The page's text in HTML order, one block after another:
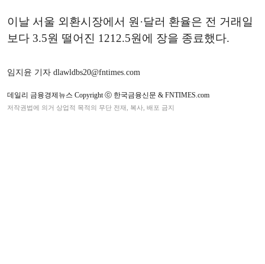
이날 서울 외환시장에서 원·달러 환율은 전 거래일
보다 3.5원 떨어진 1212.5원에 장을 종료했다.
임지윤 기자 dlawldbs20@fntimes.com
데일리 금융경제뉴스 Copyright ⓒ 한국금융신문 & FNTIMES.com
저작권법에 의거 상업적 목적의 무단 전재, 복사, 배포 금지